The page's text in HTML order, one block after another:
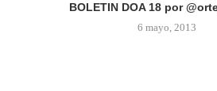
BOLETIN DOA 18 por
6 mayo, 2013